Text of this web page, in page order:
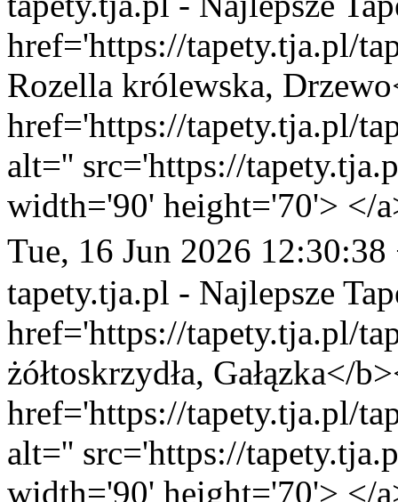
href='https://tapety.tja.pl/
Rozella królewska,
href='https://tapety.tja.pl/
alt='' src='https://
width='90' height='70'> </
Tue, 16 Jun 2026 12:30:38
tapety.tja.pl - Najlepsze
href='https://tapety.tja.pl/
żółtoskrzydła, Gałązka</
href='https://tapety.tja.pl/
alt='' src='https://
width='90' height='70'> </